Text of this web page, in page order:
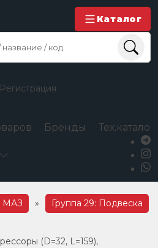
Каталог
Регистрация
Бренды
МАЗ »
Группа 29: Подвеска
(D=32, L=159),